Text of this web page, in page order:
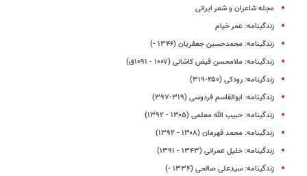
مجله شاعران و شعر ایرانی
زندگینامه: عمر خیام
زندگینامه: محمدحسین جعفریان (۱۳۴۶ -)
زندگینامه: ملامحسن فیض کاشانی (۱۰۰۷ - ۱۰۹۱ق)
زندگینامه: رودکی (۲۵۰-۳۱۹)
زندگینامه: ابوالقاسم فردوسی (۳۱۹-۳۹۷)
زندگینامه: حبیب الله معلمی (۱۳۰۵ - ۱۳۹۲)
زندگینامه: محمد قهرمان (۱۳۰۸ - ۱۳۹۲)
زندگینامه: خلیل عمرانی (۱۳۴۳ - ۱۳۹۱)
زندگینامه: سیدعلی صالحی (۱۳۳۴ -)